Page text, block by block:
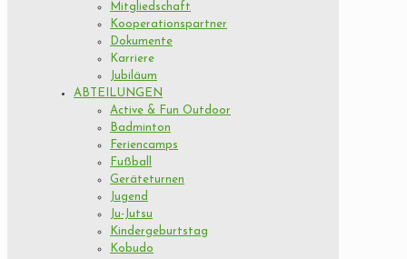
Mitgliedschaft
Kooperationspartner
Dokumente
Karriere
Jubiläum
ABTEILUNGEN
Active & Fun Outdoor
Badminton
Feriencamps
Fußball
Geräteturnen
Jugend
Ju-Jutsu
Kindergeburtstag
Kobudo